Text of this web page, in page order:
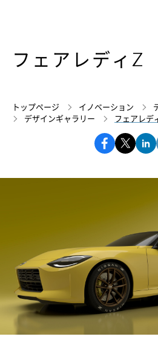
フェアレディZ
トップページ イノベーション
デザインギャラリー
フェアレデ